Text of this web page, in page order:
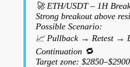
🚀 ETH/USDT – 1H
Strong breakout above
Possible Scenario:
📈 Pullback → Retest →
Continuation 🔁
Target zone: